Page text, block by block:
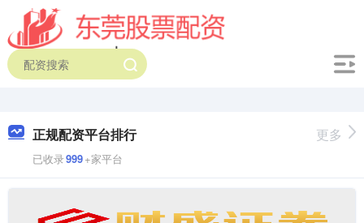
正规配资平台排行
已收录999+家平台
更多